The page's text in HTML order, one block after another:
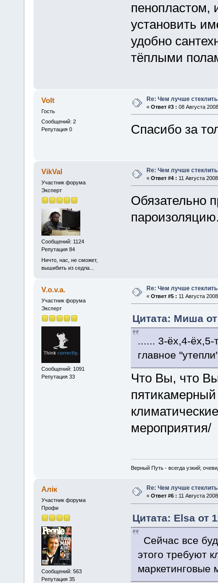
пенопластом,
установить
удобно
тёплыми
Volt
Гость
Сообщений: 2
Репутация 0
Re: Чем лучше
« Ответ #3 : 08 Августа
Спасибо за
VikVal
Участник форума
Эксперт
Сообщений: 1124
Репутация 84
Ничто, нас, не сможет,
вышибить из седла...
Re: Чем лучше
« Ответ #4 : 11 Августа
Обязательно
V.o.v.a.
Участник форума
Эксперт
Сообщений: 1091
Репутация 33
Re: Чем лучше
« Ответ #5 : 11 Августа
Цитата: Миша от
...... 3-ёх,4-ёх,5-
главное
Что Вы, что
пятикамерный
мероприятия/
Верный Путь - всегда узкий;
Алік
Участник форума
Профи
Сообщений: 563
Репутация 35
Re: Чем лучше
« Ответ #6 : 11 Августа
Цитата: Elsa от
Сейчас все
этого требуют